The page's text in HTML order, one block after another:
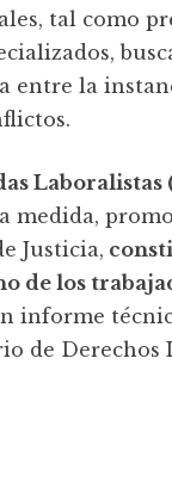
tal como
entre la
Laboralistas
medida,
Justicia,
de los
informe
de Derechos